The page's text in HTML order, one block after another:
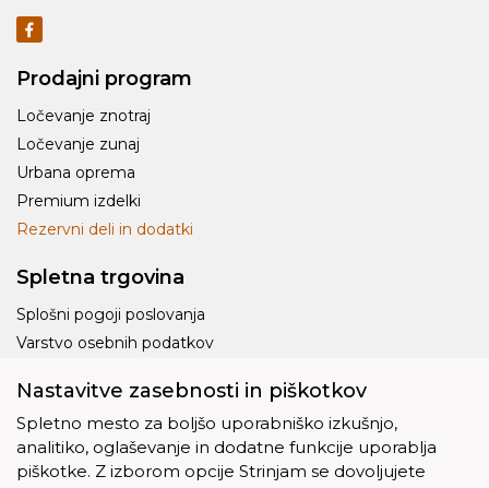
Prodajni program
Ločevanje znotraj
Ločevanje zunaj
Urbana oprema
Premium izdelki
Rezervni deli in dodatki
Spletna trgovina
Splošni pogoji poslovanja
Varstvo osebnih podatkov
Piškotki
Nastavitve zasebnosti in piškotkov
Spletno mesto za boljšo uporabniško izkušnjo,
analitiko, oglaševanje in dodatne funkcije uporablja
piškotke. Z izborom opcije Strinjam se dovoljujete